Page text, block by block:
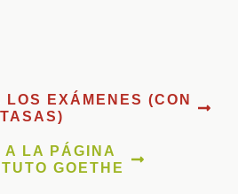
LOS EXÁMENES (CON
TASAS)
A LA PÁGINA
GOETHE